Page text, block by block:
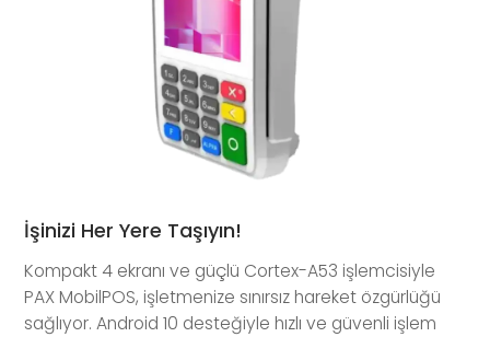
İşinizi Her Yere Taşıyın!
Kompakt 4 ekranı ve güçlü Cortex-A53 işlemcisiyle
PAX MobilPOS, işletmenize sınırsız hareket özgürlüğü
sağlıyor. Android 10 desteğiyle hızlı ve güvenli işlem